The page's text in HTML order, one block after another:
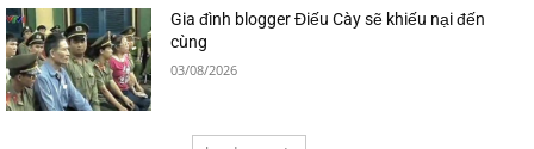
Gia đình blogger Điếu Cày sẽ khiếu nại đến
cùng
03/08/2026